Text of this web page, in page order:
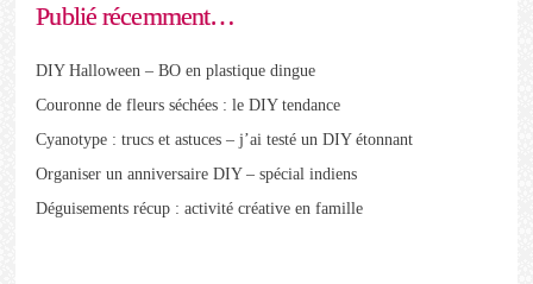
Publié récemment…
DIY Halloween – BO en plastique dingue
Couronne de fleurs séchées : le DIY tendance
Cyanotype : trucs et astuces – j’ai testé un DIY étonnant
Organiser un anniversaire DIY – spécial indiens
Déguisements récup : activité créative en famille